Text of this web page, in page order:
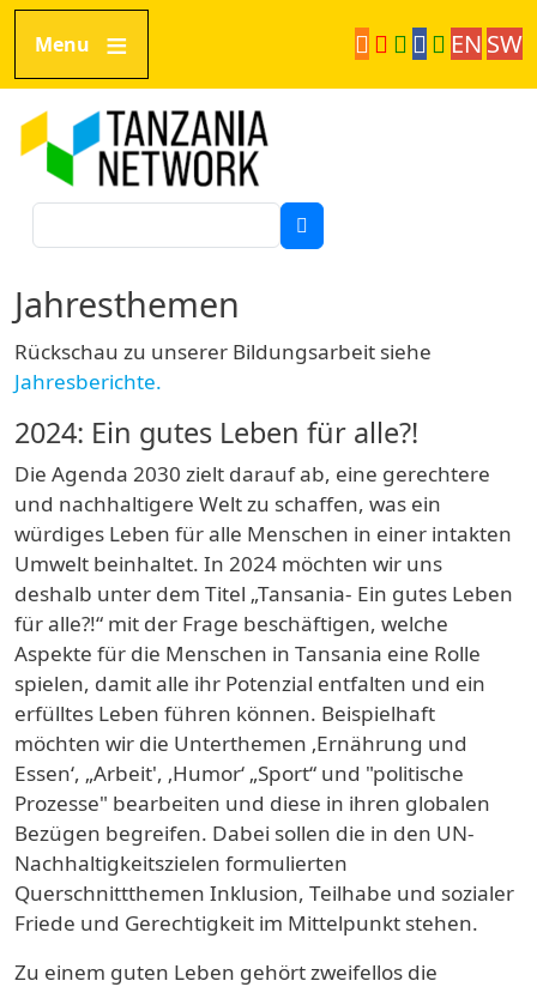
Direkt zum Inhalt
Menu
EN SW
Jahresthemen
Rückschau zu unserer Bildungsarbeit siehe
Jahresberichte.
2024: Ein gutes Leben für alle?!
Die Agenda 2030 zielt darauf ab, eine gerechtere
und nachhaltigere Welt zu schaffen, was ein
würdiges Leben für alle Menschen in einer intakten
Umwelt beinhaltet. In 2024 möchten wir uns
deshalb unter dem Titel „Tansania- Ein gutes Leben
für alle?!“ mit der Frage beschäftigen, welche
Aspekte für die Menschen in Tansania eine Rolle
spielen, damit alle ihr Potenzial entfalten und ein
erfülltes Leben führen können. Beispielhaft
möchten wir die Unterthemen ‚Ernährung und
Essen‘, „Arbeit', ‚Humor‘ „Sport“ und "politische
Prozesse" bearbeiten und diese in ihren globalen
Bezügen begreifen. Dabei sollen die in den UN-
Nachhaltigkeitszielen formulierten
Querschnittthemen Inklusion, Teilhabe und sozialer
Friede und Gerechtigkeit im Mittelpunkt stehen.
Zu einem guten Leben gehört zweifellos die